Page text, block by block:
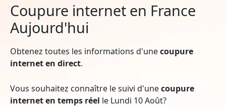
Coupure internet en France
Aujourd'hui
Obtenez toutes les informations d'unecoupure
internet en direct.
Vous souhaitez connaître le suivi d'unecoupure
internet en temps réel le Lundi 10 Août?